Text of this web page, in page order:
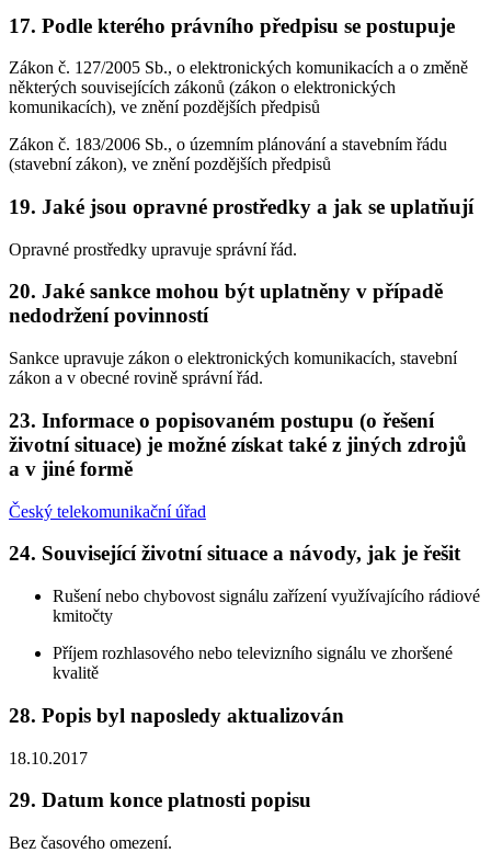
17. Podle kterého právního předpisu se postupuje
Zákon č. 127/2005 Sb., o elektronických komunikacích a o změně
některých souvisejících zákonů (zákon o elektronických
komunikacích), ve znění pozdějších předpisů
Zákon č. 183/2006 Sb., o územním plánování a stavebním řádu
(stavební zákon), ve znění pozdějších předpisů
19. Jaké jsou opravné prostředky a jak se uplatňují
Opravné prostředky upravuje správní řád.
20. Jaké sankce mohou být uplatněny v případě
nedodržení povinností
Sankce upravuje zákon o elektronických komunikacích, stavební
zákon a v obecné rovině správní řád.
23. Informace o popisovaném postupu (o řešení
životní situace) je možné získat také z jiných zdrojů
a v jiné formě
Český telekomunikační úřad
24. Související životní situace a návody, jak je řešit
Rušení nebo chybovost signálu zařízení využívajícího rádiové
kmitočty
Příjem rozhlasového nebo televizního signálu ve zhoršené
kvalitě
28. Popis byl naposledy aktualizován
18.10.2017
29. Datum konce platnosti popisu
Bez časového omezení.